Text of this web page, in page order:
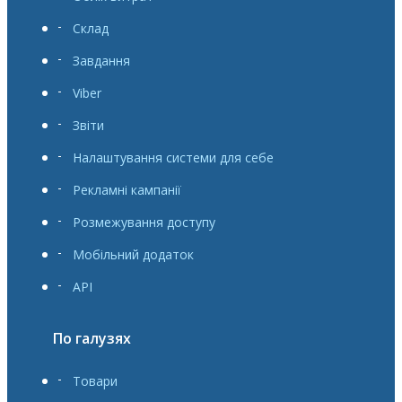
Склад
Завдання
Viber
Звіти
Налаштування системи для себе
Рекламні кампанії
Розмежування доступу
Мобільний додаток
API
По галузях
Товари